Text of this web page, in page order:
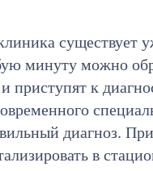
существует
минуту можно
приступят к
диагноз.
в